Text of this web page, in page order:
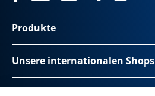
Produkte
Unsere internationalen Shops